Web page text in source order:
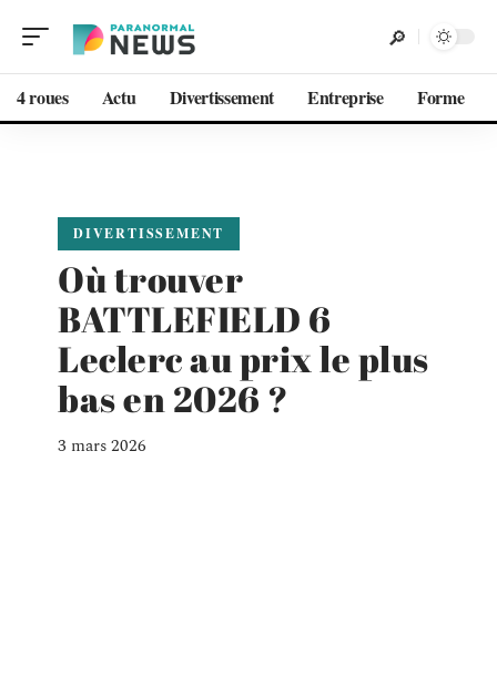
4 roues Actu Divertissement Entreprise Forme
DIVERTISSEMENT
Où trouver
BATTLEFIELD 6
Leclerc au prix le plus
bas en 2026 ?
3 mars 2026